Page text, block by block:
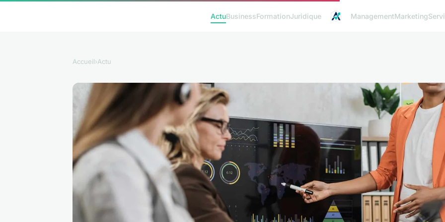
ActuBusinessFormationJuridique ManagementMarketing
Accueil›Actu